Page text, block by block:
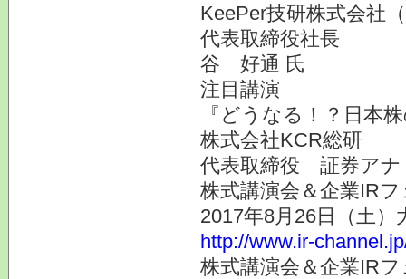
KeePer技研株式会社
代表取締役社長
谷 好通 氏
注目講演
『どうなる！？日本
株式会社KCR総研
代表取締役 証券ア
株式講演会＆企業IR
2017年8月26日（土
http://www.ir-
株式講演会＆企業IR